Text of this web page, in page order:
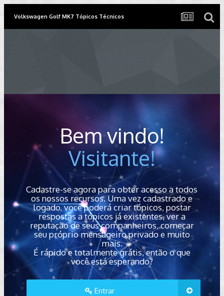
Volkswagen Golf MK7 Tópicos Técnicos
Bem vindo!
Visitante!
Cadastre-se agora para obter acesso a todos
os nossos recursos. Uma vez cadastrado e
logado, você poderá criar tópicos, postar
respostas a tópicos já existentes, ver a
reputação de seus companheiros, começar
seu próprio mensageiro privado e muito
mais.
É rápido e totalmente grátis, então o que
você está esperando?
Entrar